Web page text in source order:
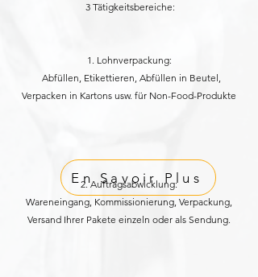
3 Tätigkeitsbereiche:
1. Lohnverpackung:
Abfüllen, Etikettieren, Abfüllen in Beutel,
Verpacken in Kartons usw. für Non-Food-Produkte​
2. Auftragsabwicklung:
Wareneingang, Kommissionierung, Verpackung,
Versand Ihrer Pakete einzeln oder als Sendung.​
En Savoir Plus